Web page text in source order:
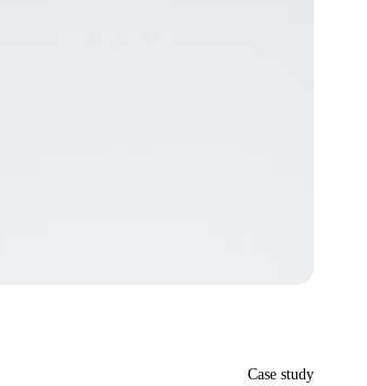
Case study